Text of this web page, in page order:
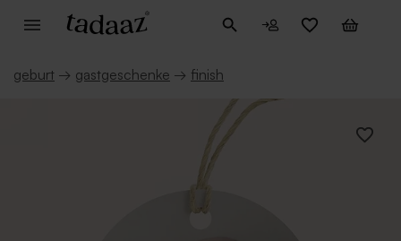
geburt → gastgeschenke → finish